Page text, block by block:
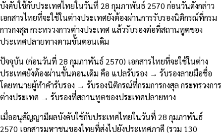
บังคับใช้กับประเทศไทยในวันที่ 28 กุมภาพันธ์ 2570 ก่อนวันดังกล่าว
เอกสารไทยที่จะใช้ในต่างประเทศยังต้องผ่านการรับรองนิติกรณ์ที่กรม
การกงสุล กระทรวงการต่างประเทศ แล้วรับรองต่อที่สถานทูตของ
ประเทศปลายทางตามขั้นตอนเดิม
ปัจจุบัน (ก่อนวันที่ 28 กุมภาพันธ์ 2570) เอกสารไทยที่จะใช้ในต่าง
ประเทศยังต้องผ่านขั้นตอนเดิม คือ แปลรับรอง → รับรองลายมือชื่อ
โดยทนายผู้ทำคำรับรอง → รับรองนิติกรณ์ที่กรมการกงสุล กระทรวงการ
ต่างประเทศ → รับรองที่สถานทูตของประเทศปลายทาง
เมื่ออนุสัญญามีผลบังคับใช้กับประเทศไทยในวันที่ 28 กุมภาพันธ์
2570 เอกสารมหาชนของไทยที่ส่งไปยังประเทศภาคี (รวม 130